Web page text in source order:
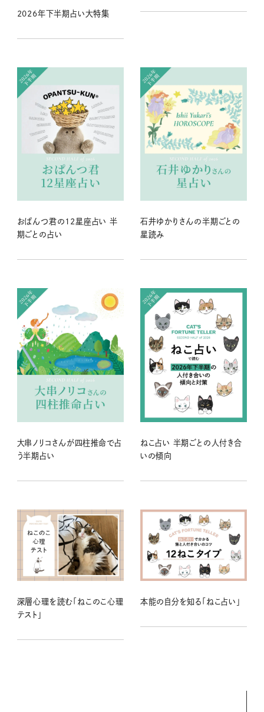
2026年下半期占い大特集
おぱんつ君の12星座占い 半
期ごとの占い
石井ゆかりさんの半期ごとの
星読み
大串ノリコさんが四柱推命で占
う半期占い
ねこ占い 半期ごとの人付き合
いの傾向
深層心理を読む「ねこのこ心理
テスト」
本能の自分を知る「ねこ占い」